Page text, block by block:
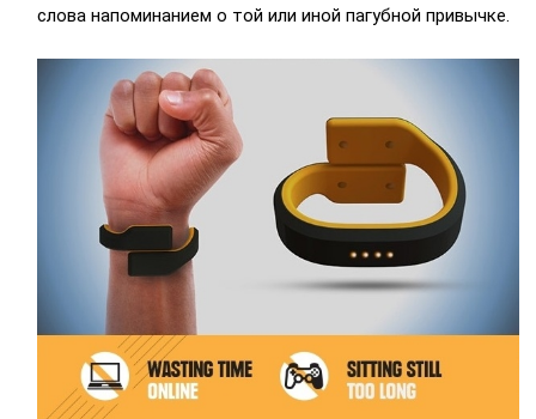
слова напоминанием о той или иной пагубной привычке.